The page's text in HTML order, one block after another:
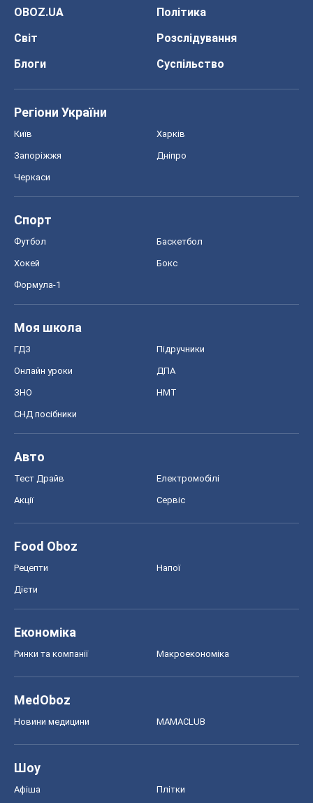
OBOZ.UA
Політика
Світ
Розслідування
Блоги
Суспільство
Регіони України
Київ Харків
Запоріжжя Дніпро
Черкаси
Спорт
Футбол Баскетбол
Хокей Бокс
Формула-1
Моя школа
ГДЗ Підручники
Онлайн уроки ДПА
ЗНО НМТ
СНД посібники
Авто
Тест Драйв Електромобілі
Акції Сервіс
Food Oboz
Рецепти Напої
Дієти
Економіка
Ринки та компанії Макроекономіка
MedOboz
Новини медицини MAMACLUB
Шоу
Афіша Плітки